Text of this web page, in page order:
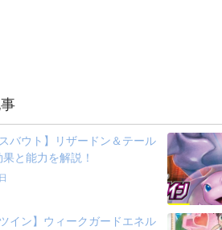
バウト】リザードン＆テール
と能力を解説！
イン】ウィークガードエネル